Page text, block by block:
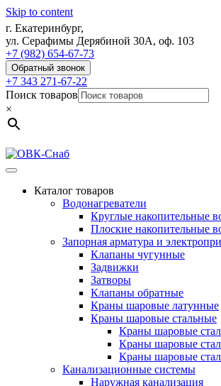
Skip to content
г. Екатеринбург,
ул. Серафимы Дерябиной 30А, оф. 103
+7 (982) 654-67-73
Обратный звонок
+7 343 271-67-22
Поиск товаров
×
Каталог товаров
Водонагреватели
Круглые накопительные
Плоские накопительные
Запорная арматура и
Клапаны чугунные
Задвижки
Затворы
Клапаны обратные
Краны шаровые латунные
Краны шаровые стальные
Краны шаровые
Краны шаровые
Краны шаровые
Канализационные системы
Наружная канализация